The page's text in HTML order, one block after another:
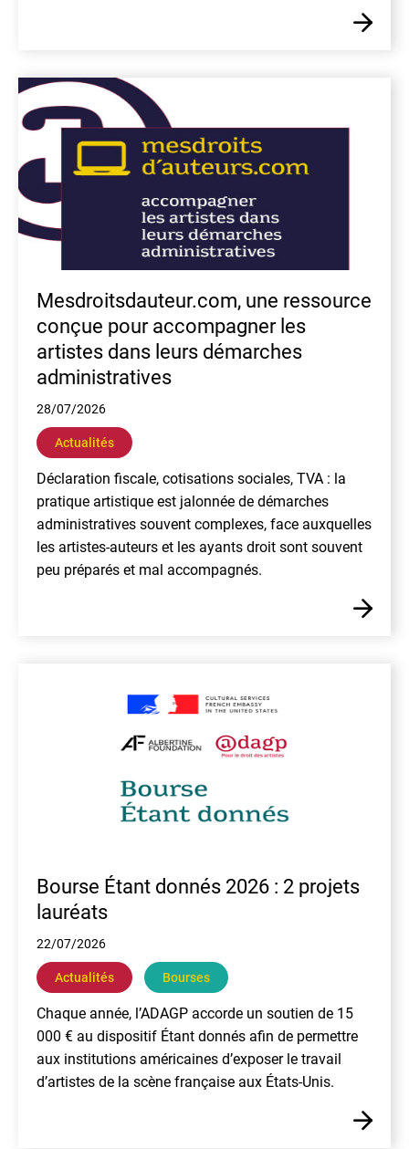
Mesdroitsdauteur.com, une ressource
conçue pour accompagner les
artistes dans leurs démarches
administratives
28/07/2026
Actualités
Déclaration fiscale, cotisations sociales, TVA : la
pratique artistique est jalonnée de démarches
administratives souvent complexes, face auxquelles
les artistes-auteurs et les ayants droit sont souvent
peu préparés et mal accompagnés.
Bourse Étant donnés 2026 : 2 projets
lauréats
22/07/2026
Actualités Bourses
Chaque année, l’ADAGP accorde un soutien de 15
000 € au dispositif Étant donnés afin de permettre
aux institutions américaines d’exposer le travail
d’artistes de la scène française aux États-Unis.